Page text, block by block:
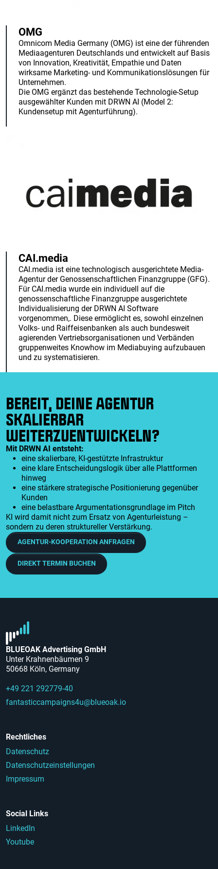
OMG
Omnicom Media Germany (OMG) ist eine der führenden
Mediaagenturen Deutschlands und entwickelt auf Basis
von Innovation, Kreativität, Empathie und Daten
wirksame Marketing- und Kommunikationslösungen für
Unternehmen.
Die OMG ergänzt das bestehende Technologie-Setup
ausgewählter Kunden mit DRWN AI (Model 2:
Kundensetup mit Agenturführung).
CAI.media
CAI.media ist eine technologisch ausgerichtete Media-
Agentur der Genossenschaftlichen Finanzgruppe (GFG).
Für CAI.media wurde ein individuell auf die
genossenschaftliche Finanzgruppe ausgerichtete
Individualisierung der DRWN AI Software
vorgenommen,. Diese ermöglicht es, sowohl einzelnen
Volks- und Raiffeisenbanken als auch bundesweit
agierenden Vertriebsorganisationen und Verbänden
gruppenweites Knowhow im Mediabuying aufzubauen
und zu systematisieren.
BEREIT, DEINE AGENTUR
SKALIERBAR
WEITERZUENTWICKELN?
Mit DRWN AI entsteht:
eine skalierbare, KI-gestützte Infrastruktur
eine klare Entscheidungslogik über alle Plattformen
hinweg
eine stärkere strategische Positionierung gegenüber
Kunden
eine belastbare Argumentationsgrundlage im Pitch
KI wird damit nicht zum Ersatz von Agenturleistung –
sondern zu deren struktureller Verstärkung.
AGENTUR-KOOPERATION ANFRAGEN
DIREKT TERMIN BUCHEN
BLUEOAK Advertising GmbH
Unter Krahnenbäumen 9
50668 Köln, Germany
+49 221 292779-40
fantasticcampaigns4u@blueoak.io
Rechtliches
Datenschutz
Datenschutzeinstellungen
Impressum
Social Links
LinkedIn
Youtube